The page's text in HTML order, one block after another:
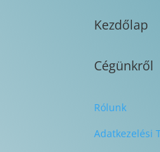
Kezdőlap
Cégünkről
Rólunk
Adatkezelési